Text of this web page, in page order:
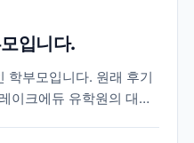
입니다.
학부모입니다. 원래 후기
이크에듀 유학원의 대학